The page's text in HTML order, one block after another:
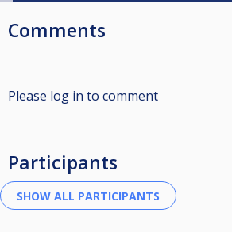
Comments
Please log in to comment
Participants